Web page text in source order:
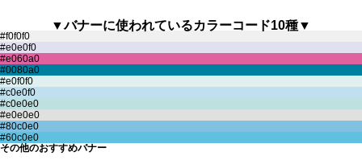
▼バナーに使われているカラーコード10種▼
その他のおすすめバナー